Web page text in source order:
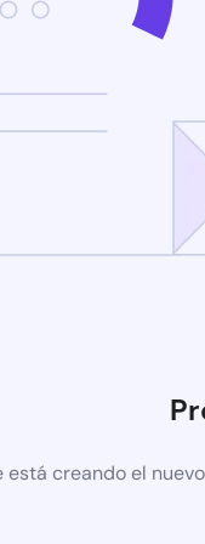
está creando el